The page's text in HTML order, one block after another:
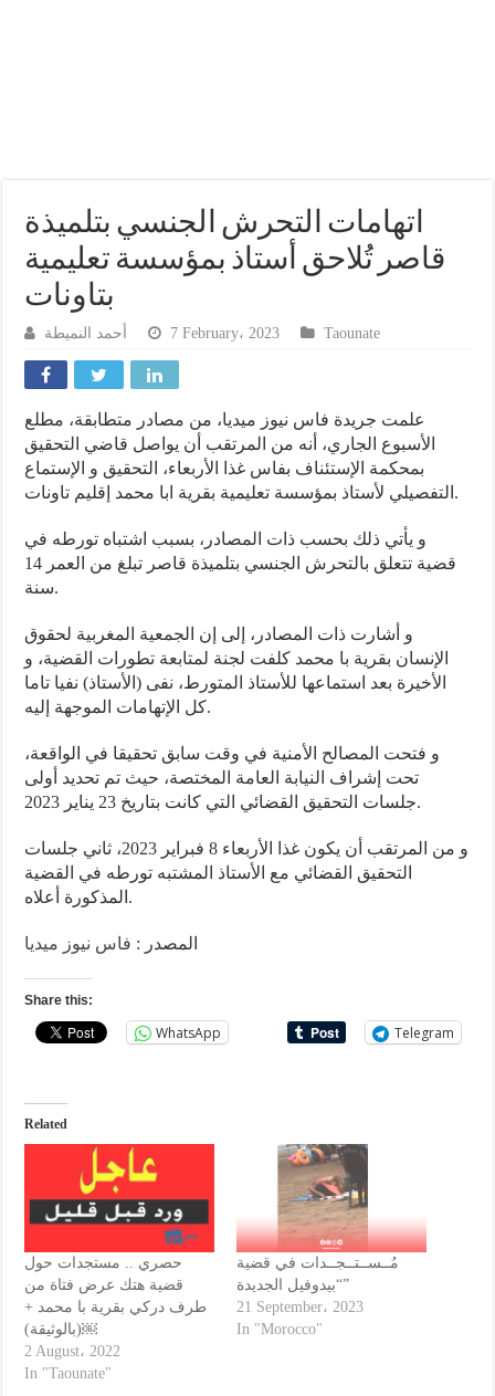
اتهامات التحرش الجنسي بتلميذة
قاصر تُلاحق أستاذ بمؤسسة تعليمية
بتاونات
أحمد النميطة 7 February، 2023 Taounate
علمت جريدة فاس نيوز ميديا، من مصادر متطابقة، مطلع
الأسبوع الجاري، أنه من المرتقب أن يواصل قاضي التحقيق
بمحكمة الإستئناف بفاس غذا الأربعاء، التحقيق و الإستماع
التفصيلي لأستاذ بمؤسسة تعليمية بقرية ابا محمد إقليم تاونات.
و يأتي ذلك بحسب ذات المصادر، بسبب اشتباه تورطه في
قضية تتعلق بالتحرش الجنسي بتلميذة قاصر تبلغ من العمر 14
سنة.
و أشارت ذات المصادر، إلى إن الجمعية المغربية لحقوق
الإنسان بقرية با محمد كلفت لجنة لمتابعة تطورات القضية، و
الأخيرة بعد استماعها للأستاذ المتورط، نفى (الأستاذ) نفيا تاما
كل الإتهامات الموجهة إليه.
و فتحت المصالح الأمنية في وقت سابق تحقيقا في الواقعة،
تحت إشراف النيابة العامة المختصة، حيث تم تحديد أولى
جلسات التحقيق القضائي التي كانت بتاريخ 23 يناير 2023.
و من المرتقب أن يكون غذا الأربعاء 8 فبراير 2023، ثاني جلسات
التحقيق القضائي مع الأستاذ المشتبه تورطه في القضية
المذكورة أعلاه.
المصدر : فاس نيوز ميديا
Share this:
WhatsApp Telegram
Related
حصري .. مستجدات حول
قضية هتك عرض فتاة من
طرف دركي بقرية با محمد +
(بالوثيقة)￼
2 August، 2022
In "Taounate"
مُــســتــجــدات في قضية
“بيدوفيل الجديدة”
21 September، 2023
In "Morocco"